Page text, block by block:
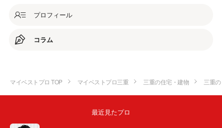
プロフィール
コラム
マイベストプロ TOP マイベストプロ三重 三重の住宅・建物 三重
最近見たプロ